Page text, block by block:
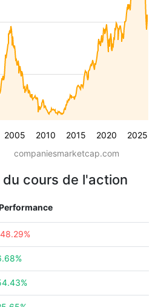
2005 2010 2015 2020 2025
companiesmarketcap.com
cours de l'action